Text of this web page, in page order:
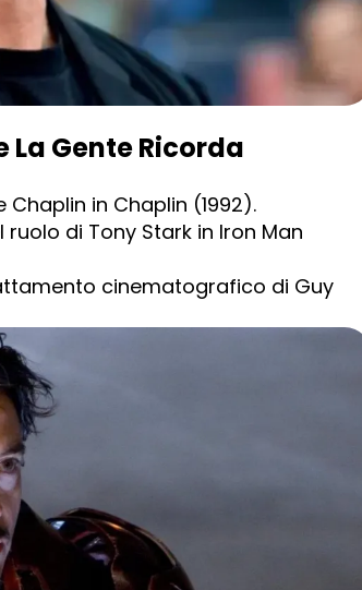
Gente Ricorda
in Chaplin (1992).
di Tony Stark in Iron Man
cinematografico di Guy